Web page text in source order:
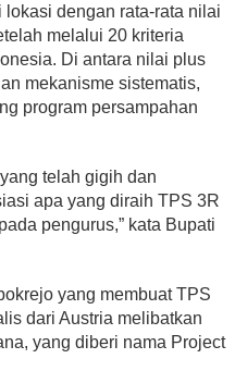
dengan rata-rata nilai
melalui 20 kriteria
Di antara nilai plus
mekanisme sistematis,
program persampahan
telah gigih dan
apa yang diraih TPS 3R
pengurus,” kata Bupati
yang membuat TPS
dari Austria melibatkan
yang diberi nama Project